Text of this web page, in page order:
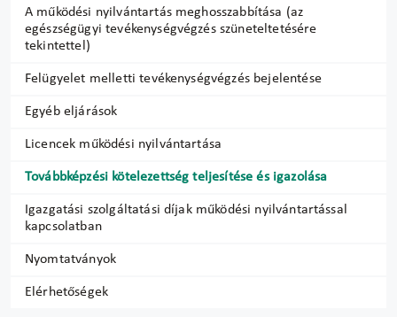
A működési nyilvántartás meghosszabbítása (az
egészségügyi tevékenységvégzés szüneteltetésére
tekintettel)
Felügyelet melletti tevékenységvégzés bejelentése
Egyéb eljárások
Licencek működési nyilvántartása
Továbbképzési kötelezettség teljesítése és igazolása
Igazgatási szolgáltatási díjak működési nyilvántartással
kapcsolatban
Nyomtatványok
Elérhetőségek